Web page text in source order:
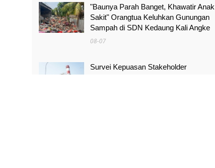
"Baunya Parah Banget, Khawatir Anak
Sakit" Orangtua Keluhkan Gunungan
Sampah di SDN Kedaung Kali Angke
08-07
Survei Kepuasan Stakeholder